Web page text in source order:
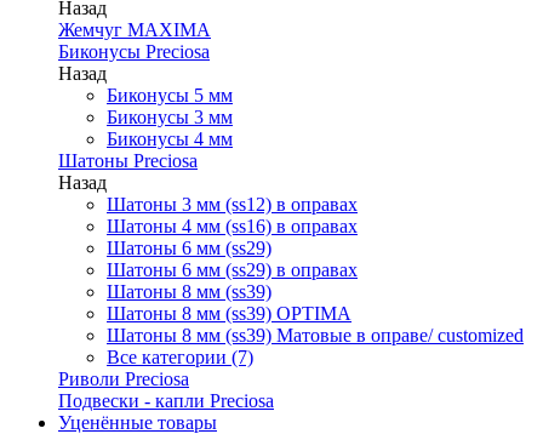
Назад
Жемчуг MAXIMA
Биконусы Preciosa
Назад
Биконусы 5 мм
Биконусы 3 мм
Биконусы 4 мм
Шатоны Preciosa
Назад
Шатоны 3 мм (ss12) в оправах
Шатоны 4 мм (ss16) в оправах
Шатоны 6 мм (ss29)
Шатоны 6 мм (ss29) в оправах
Шатоны 8 мм (ss39)
Шатоны 8 мм (ss39) OPTIMA
Шатоны 8 мм (ss39) Матовые в оправе/ customized
Все категории (7)
Риволи Preciosa
Подвески - капли Preciosa
Уценённые товары